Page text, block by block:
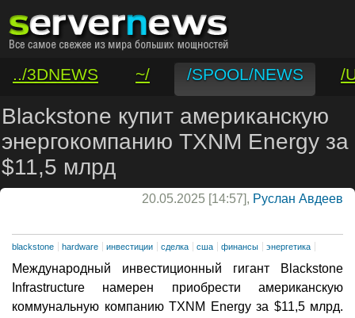
../3DNEWS ~/ /SPOOL/NEWS
/
/VAR/CONTACT
Blackstone купит американскую
энергокомпанию TXNM Energy за
$11,5 млрд
20.05.2025 [14:57], Руслан Авдеев
blackstone hardware инвестиции сделка сша финансы энергетика
Международный инвестиционный гигант Blackstone
Infrastructure намерен приобрести американскую
коммунальную компанию TXNM Energy за $11,5 млрд.